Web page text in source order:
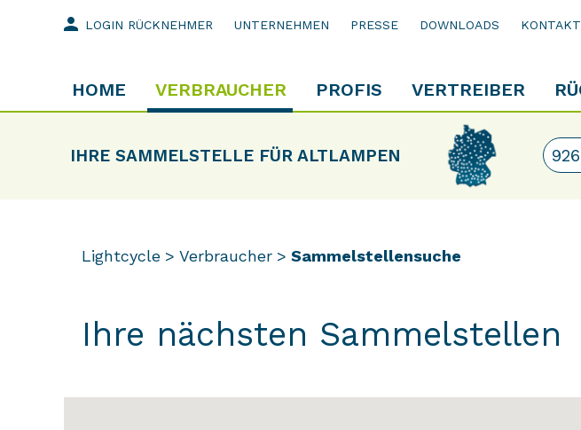
HOME VERBRAUCHER PROFIS VERTREIBER
person LOGIN RÜCKNEHMER UNTERNEHMEN PRESSE DOWNLOADS KONTAKT
IHRE SAMMELSTELLE FÜR ALTLAMPEN
Lightcycle Verbraucher Sammelstellensuche
Ihre nächsten Sammelstellen